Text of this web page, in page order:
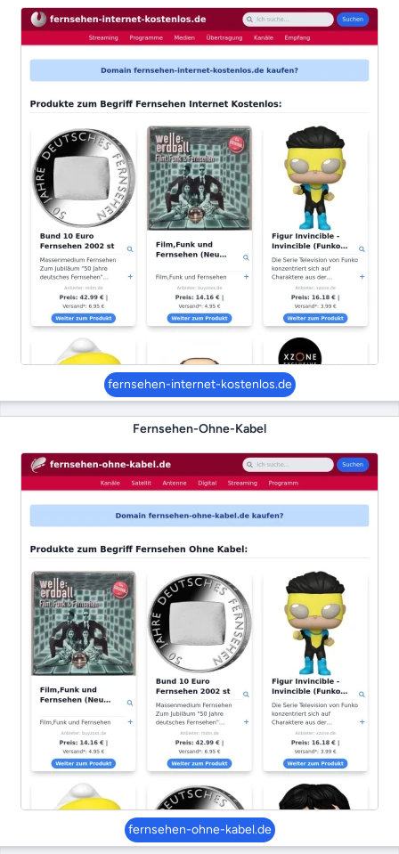
fernsehen-internet-kostenlos.de
Fernsehen-Ohne-Kabel
fernsehen-ohne-kabel.de